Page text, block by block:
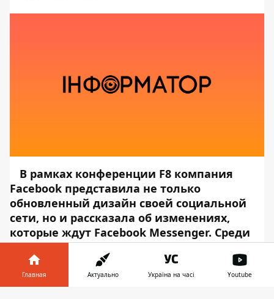
В рамках конференции F8 компания
Facebook представила не только
обновленный дизайн своей социальной
сети, но и рассказала об изменениях,
которые ждут Facebook Messenger. Среди
них - запуск настольных приложений для
Mac и ПК, более быстрое и компактное
мобильное приложение, одновременный
просмотр видео и обновленная вкладка
Главная Актуально Україна на часі Youtube